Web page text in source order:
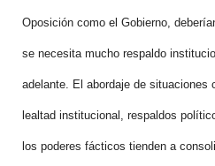
Oposición como el Gobierno,
se necesita mucho respaldo
adelante. El abordaje de situaciones
lealtad institucional, respaldos
los poderes fácticos tienden a